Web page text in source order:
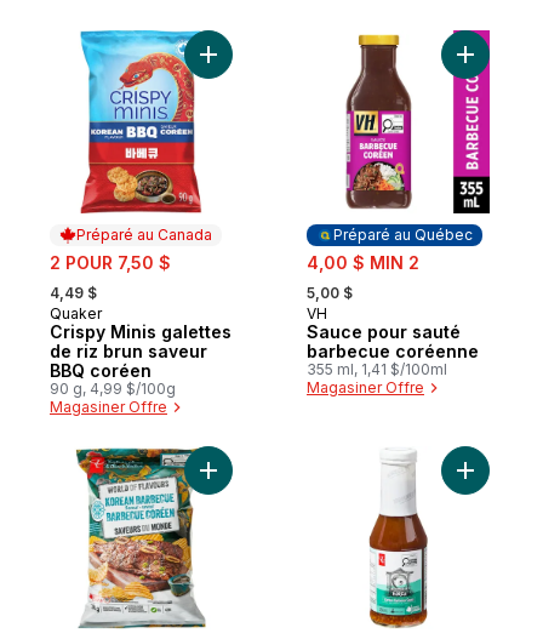
Préparé au Canada
sale:
2 POUR 7,50 $
, formerly:
4,49 $
Préparé au Canada
Quaker
Crispy Minis galettes
de riz brun saveur
BBQ coréen
90 g, 4,99 $/100g
Magasiner Offre
Ajouter Crispy Minis galettes de riz brun
Préparé au Québec
sale:
4,00 $ MIN 2
, formerly:
5,00 $
Préparé au Québec
VH
Sauce pour sauté
barbecue coréenne
355 ml, 1,41 $/100ml
Magasiner Offre
Ajouter
Ajouter Croustilles ondulées à saveur
Ajouter